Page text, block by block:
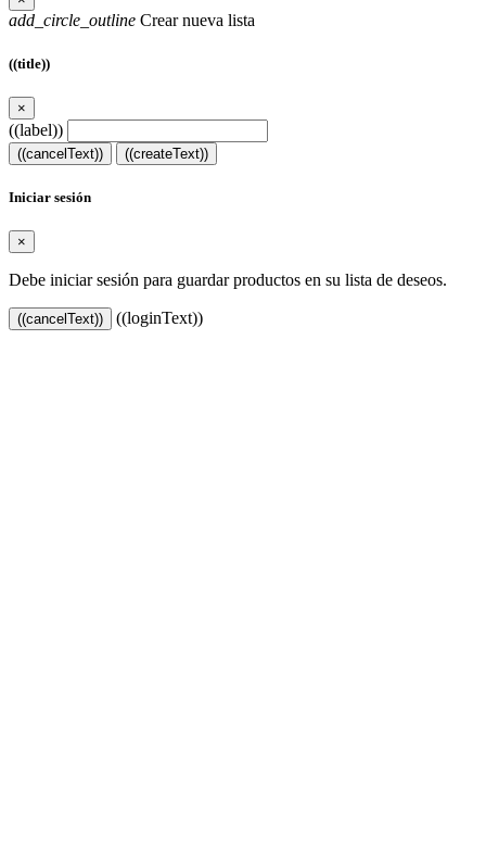
add_circle_outline Crear nueva lista
((title))
×
((label))
((cancelText)) ((createText))
Iniciar sesión
×
Debe iniciar sesión para guardar productos en su lista de deseos.
((cancelText)) ((loginText))